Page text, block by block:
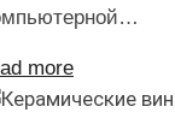
more